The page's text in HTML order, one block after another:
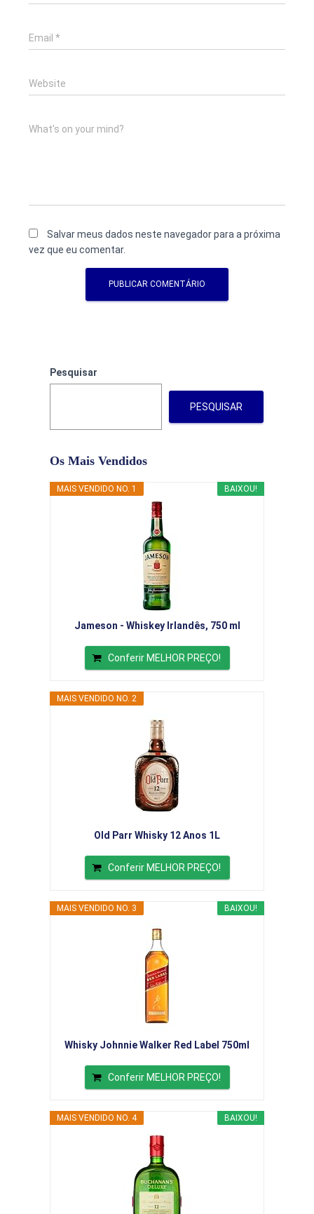
Email *
Website
What's on your mind?
Salvar meus dados neste navegador para a próxima
vez que eu comentar.
Pesquisar
PESQUISAR
Os Mais Vendidos
BAIXOU!
MAIS VENDIDO NO. 1
Jameson - Whiskey Irlandês, 750 ml
Conferir MELHOR PREÇO!
MAIS VENDIDO NO. 2
Old Parr Whisky 12 Anos 1L
Conferir MELHOR PREÇO!
BAIXOU!
MAIS VENDIDO NO. 3
Whisky Johnnie Walker Red Label 750ml
Conferir MELHOR PREÇO!
BAIXOU!
MAIS VENDIDO NO. 4